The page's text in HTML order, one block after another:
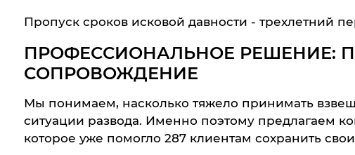
Пропуск сроков исковой давности - трехлетний
ПРОФЕССИОНАЛЬНОЕ РЕШЕНИЕ:
СОПРОВОЖДЕНИЕ
Мы понимаем, насколько тяжело принимать
ситуации развода. Именно поэтому предлагаем
которое уже помогло 287 клиентам сохранить